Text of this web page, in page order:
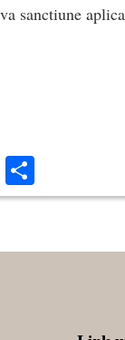
sanctiune
Email